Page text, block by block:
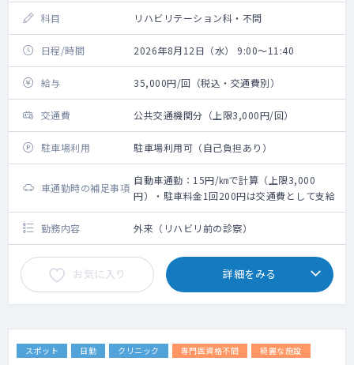
科目 リハビリテーション科・不問
日程/時間 2026年8月12日（水） 9:00～11:40
給与 35,000円/回（税込・交通費別）
交通費 公共交通機関分（上限3,000円/回）
駐車場利用 駐車場利用可（自己負担あり）
車通勤時の補足事項
自動車通勤：15円/㎞で計算（上限3,000
円）・駐車料金1回200円は交通費として支給
勤務内容 外来（リハビリ前の診察）
お気に入り 詳細をみる
スポット 日勤 クリニック 専門医資格不問 綺麗な施設